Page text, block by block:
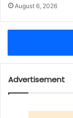
August 6, 2026
Advertisement